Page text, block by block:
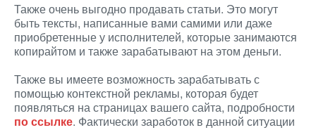
Также очень выгодно продавать статьи. Это могут
быть тексты, написанные вами самими или даже
приобретенные у исполнителей, которые занимаются
копирайтом и также зарабатывают на этом деньги.
Также вы имеете возможность зарабатывать с
помощью контекстной рекламы, которая будет
появляться на страницах вашего сайта, подробности
по ссылке. Фактически заработок в данной ситуации